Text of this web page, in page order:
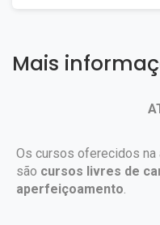
Mais
Os cursos oferecidos na
são cursos livres de
aperfeiçoamento.